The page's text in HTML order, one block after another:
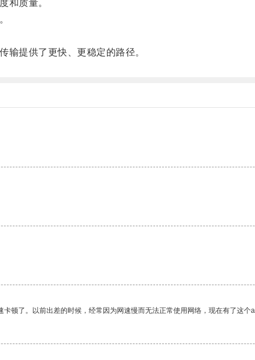
和质量。
提供了更快、更稳定的路径。
了。以前出差的时候，经常因为网速慢而无法正常使用网络，现在有了这个